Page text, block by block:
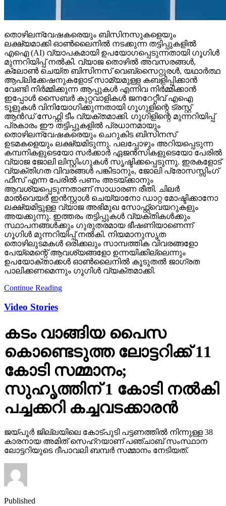
തൊഴിലന്വേഷകരെയും ബിസിനസുകളെയും
ലക്ഷ്യമാക്കി ഓണ്‍ലൈനില്‍ നടക്കുന്ന തട്ടിപ്പുകളില്‍
എഐ (AI) വ്യാപകമായി ഉപയോഗപ്പെടുന്നതായി ഗൂഗിള്‍
മുന്നറിയിപ്പ് നല്‍കി. വ്യാജ തൊഴില്‍ അവസരങ്ങള്‍,
ക്ലോണ്‍ ചെയ്ത ബിസിനസ് വെബ്‌സൈറ്റുരള്‍, യഥാര്‍ത്ഥ
ആപ്ലിക്കേഷനുകളോട് സാമ്യമുള്ള കബളിപ്പിക്കാന്‍
വേണ്ടി നിര്‍മ്മിക്കുന്ന ആപ്പുകള്‍ എന്നിവ നിര്‍മ്മിക്കാന്‍
ഇപ്പോള്‍ സൈബര്‍ കുറ്റവാളികള്‍ ജനറേറ്റീവ് എഐ
ടൂളുകള്‍ വിനിയോഗിക്കുന്നതായി ഗൂഗുളിന്റെ ട്രസ്റ്റ്
ആന്‍ഡ് സേഫ്റ്റി ടീം വ്യക്തമാക്കി. ഗൂഗിളിന്റെ മുന്നറിയിപ്പ്
പ്രകാരം ഈ തട്ടിപ്പുകളില്‍ പ്രധാനമായും
തൊഴിലന്വേഷകരെയും ചെറുകിട ബിസിനസ്
ഉടമകളെയും ലക്ഷ്യമിടുന്നു. പലപ്പോഴും അറിയപ്പെടുന്ന
കമ്പനികളുടെയോ സര്‍ക്കാര്‍ ഏജന്‍സികളുടെയോ പേരില്‍
വ്യാജ ജോലി ലിസ്റ്റിംഗുകള്‍ സൃഷ്ടിക്കപ്പെടുന്നു. ഇരകളോട്
വ്യക്തിഗത വിവരങ്ങള്‍ പങ്കിടാനും, ജോലി പ്രോസസ്സിംഗ്
ഫീസ് എന്ന പേരില്‍ പണം അടയ്ക്കാനും
ആവശ്യപ്പെടുന്നതാണ് സാധാരണ രീതി. ചിലര്‍
മാല്‍വെയര്‍ ഇന്‍സ്റ്റാള്‍ ചെയ്യാനോ ഡാറ്റ മോഷ്ടിക്കാനോ
ലക്ഷ്യമിട്ടുള്ള വ്യാജ അഭിമുഖ സോഫ്റ്റ്‌വെയറുകളും
അയക്കുന്നു. ഇത്തരം തട്ടിപ്പുകള്‍ വ്യക്തികള്‍ക്കും
സ്ഥാപനങ്ങള്‍ക്കും ഗുരുതരമായ ഭീഷണിയാണെന്ന്
ഗൂഗിള്‍ മുന്നറിയിപ്പ് നല്‍കി. നിയമാനുസൃത
തൊഴിലുടമകള്‍ ഒരിക്കലും സാമ്പത്തിക വിവരങ്ങളോ
പേയ്‌മെന്റെ് ആവശ്യങ്ങളോ ഉന്നയിക്കില്ലെന്നും
ഉപയോക്താക്കള്‍ ഓണ്‍ലൈനില്‍ കൂടുതല്‍ ജാഗ്രത
പാലിക്കണമെന്നും ഗൂഗിള്‍ വ്യക്തമാക്കി.
Continue Reading
Video Stories
കടം വാങ്ങിയ പൈസ
കൊണ്ടെടുത്ത ലോട്ടറിക്ക് 11
കോടി സമ്മാനം;
സുഹൃത്തിന് 1 കോടി നല്‍കി
പച്ചക്കറി കച്ചവടക്കാരന്‍
ജയ്പൂര്‍ ജില്ലയിലെ കോട്പുടി പട്ടണത്തില്‍ നിന്നുള്ള 38
കാരനായ അമിത് സെഹ്‌റയാണ് പഞ്ചാബ് സംസ്ഥാന
ലോട്ടറിയുടെ ദീപാവലി ബമ്പര്‍ സമ്മാനം നേടിയത്.
Published